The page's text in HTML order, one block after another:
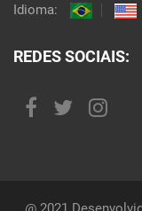
Idioma:
REDES SOCIAIS: